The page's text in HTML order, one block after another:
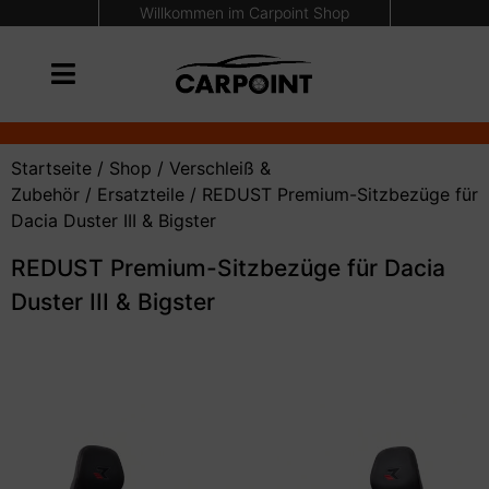
Willkommen im Carpoint Shop
Startseite / Shop / Verschleiß &
Zubehör / Ersatzteile / REDUST Premium-Sitzbezüge für
Dacia Duster III & Bigster
REDUST Premium-Sitzbezüge für Dacia
Duster III & Bigster